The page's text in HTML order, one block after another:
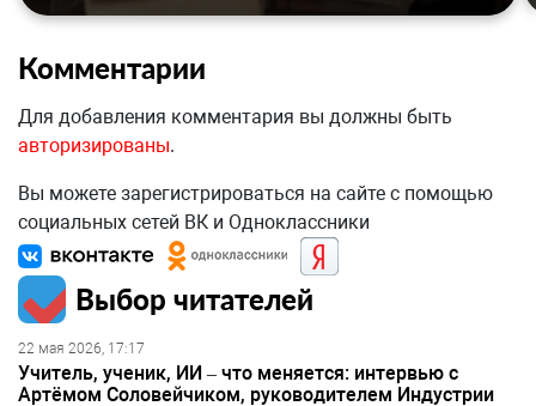
Комментарии
Для добавления комментария вы должны быть
авторизированы.
Вы можете зарегистрироваться на сайте с помощью
социальных сетей ВК и Одноклассники
Выбор читателей
22 мая 2026, 17:17
Учитель, ученик, ИИ – что меняется: интервью с
Артёмом Соловейчиком, руководителем Индустрии